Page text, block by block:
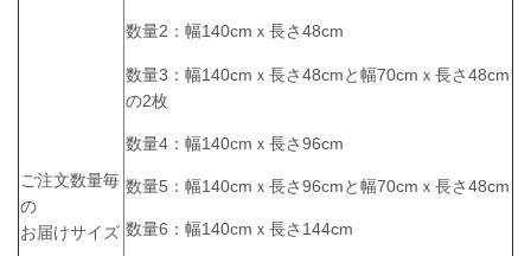
ご注文数量毎
の
お届けサイズ
数量2：幅140cmｘ長さ48cm
数量3：幅140cmｘ長さ48cmと幅70cmｘ長さ48cm
の2枚
数量4：幅140cmｘ長さ96cm
数量5：幅140cmｘ長さ96cmと幅70cmｘ長さ48cm
数量6：幅140cmｘ長さ144cm